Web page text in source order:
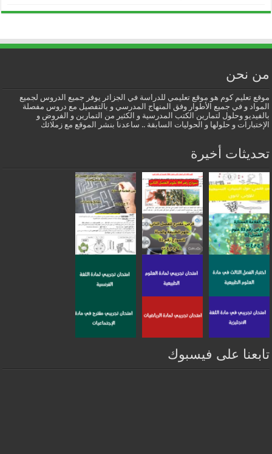
من نحن
موقع تعليم كوم هو موقع تعليمي للدراسة في الجزائر يوفر جميع الدروس لجميع
المواد و في جميع الأطوار وفق المنهاج المدرسي و بالتفصيل مع دروس مفصلة
بالفيديو وحلول لتمارين الكتب المدرسية و الكثير من التمارين و الفروض و
الإختبارات و حلولها و الحوليات السابقة .. ساعدنا بنشر الموقع مع زملائك
تحديثات أخيرة
تابعنا على فيسبوك